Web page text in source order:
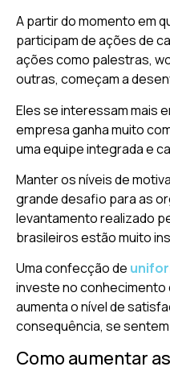
A partir do momento em
participam de ações de
ações como palestras,
outras, começam a
Eles se interessam mais
empresa ganha muito
uma equipe integrada e
Manter os níveis de
grande desafio para as
levantamento realizado
brasileiros estão muito
Uma confecção de
investe no
aumenta o nível de
consequência, se
Como aumentar